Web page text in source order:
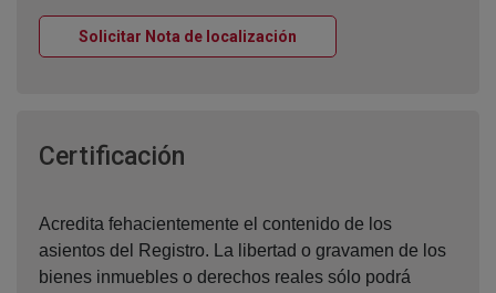
Solicitar Nota de localización
Certificación
Acredita fehacientemente el contenido de los
asientos del Registro. La libertad o gravamen de los
bienes inmuebles o derechos reales sólo podrá